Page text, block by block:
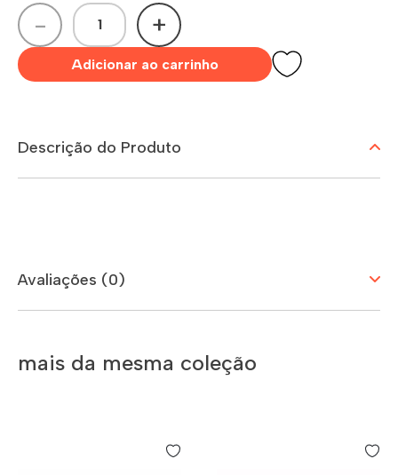
- +
Adicionar ao carrinho
Descrição do Produto
Avaliações (0)
mais da mesma coleção